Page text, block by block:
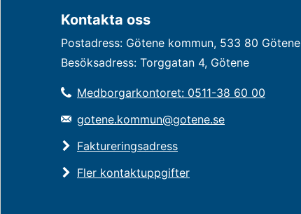
Kontakta oss
Postadress: Götene kommun, 533 80 Götene
Besöksadress: Torggatan 4, Götene
Medborgarkontoret: 0511-38 60 00
gotene.kommun@gotene.se
Faktureringsadress
Fler kontaktuppgifter